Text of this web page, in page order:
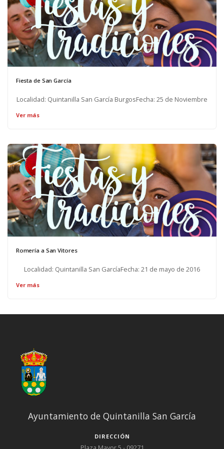
Fiesta de San García
Localidad: Quintanilla San García BurgosFecha: 25 de Noviembre
Ver más
Romería a San Vitores
Localidad: Quintanilla San GarcíaFecha: 21 de mayo de 2016
Ver más
Ayuntamiento de Quintanilla San García
DIRECCIÓN